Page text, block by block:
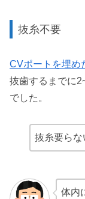
抜糸不要
CVポートを埋め
抜歯するまでに
でした。
抜糸要らな
体内